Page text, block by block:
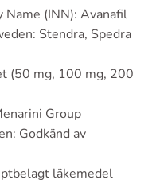
(INN): Avanafil
Stendra, Spedra
(50 mg, 100 mg, 200
Group
Godkänd av
läkemedel